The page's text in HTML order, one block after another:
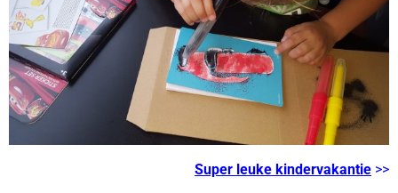
Super leuke kindervakantie >>